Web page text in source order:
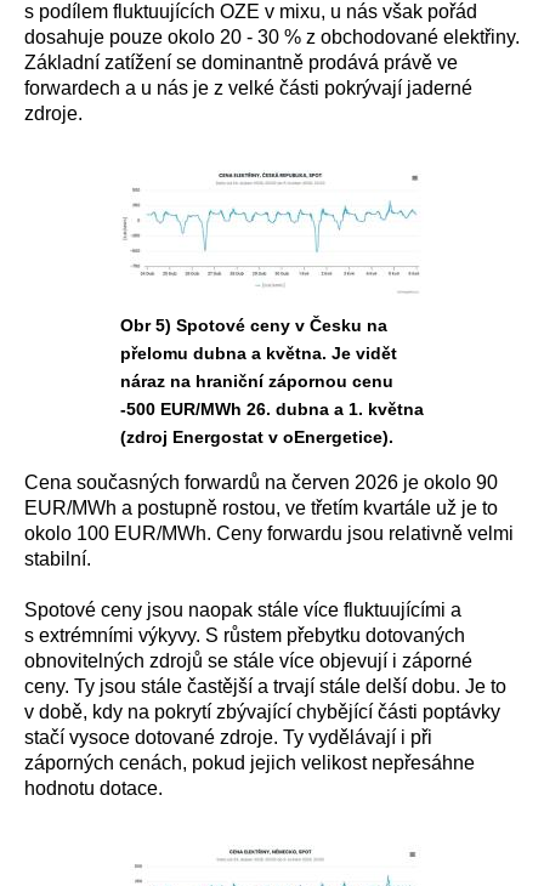
s podílem fluktuujících OZE v mixu, u nás však pořád
dosahuje pouze okolo 20 - 30 % z obchodované elektřiny.
Základní zatížení se dominantně prodává právě ve
forwardech a u nás je z velké části pokrývají jaderné
zdroje.
Obr 5) Spotové ceny v Česku na
přelomu dubna a května. Je vidět
náraz na hraniční zápornou cenu
-500 EUR/MWh 26. dubna a 1. května
(zdroj Energostat v oEnergetice).
Cena současných forwardů na červen 2026 je okolo 90
EUR/MWh a postupně rostou, ve třetím kvartále už je to
okolo 100 EUR/MWh. Ceny forwardu jsou relativně velmi
stabilní.
Spotové ceny jsou naopak stále více fluktuujícími a
s extrémními výkyvy. S růstem přebytku dotovaných
obnovitelných zdrojů se stále více objevují i záporné
ceny. Ty jsou stále častější a trvají stále delší dobu. Je to
v době, kdy na pokrytí zbývající chybějící části poptávky
stačí vysoce dotované zdroje. Ty vydělávají i při
záporných cenách, pokud jejich velikost nepřesáhne
hodnotu dotace.